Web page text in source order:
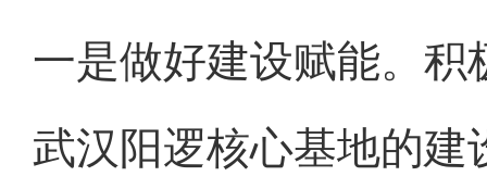
一是做好建设赋能。
武汉阳逻核心基地的建